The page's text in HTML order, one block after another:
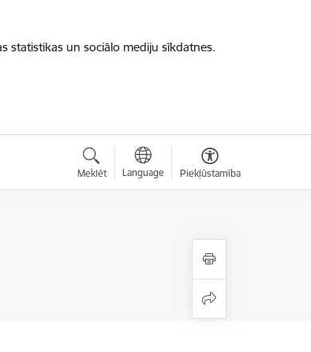
statistikas un sociālo mediju sīkdatnes.
Meklēt Language Piekļūstamība